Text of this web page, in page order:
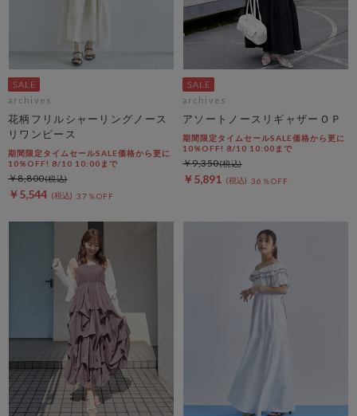
archives
花柄フリルシャーリングノース
リワンピース
期間限定タイムセールSALE価格から更に
10%OFF! 8/10 10:00まで
￥5,544 37％OFF
￥8,800
archives
アソートノースリギャザーＯＰ
期間限定タイムセールSALE価格から更に
10%OFF! 8/10 10:00まで
￥5,891 36％OFF
￥9,350